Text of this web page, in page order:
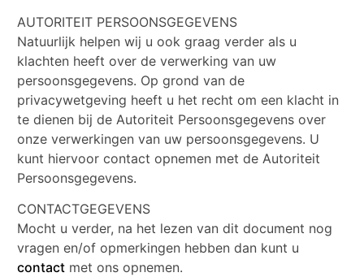
AUTORITEIT PERSOONSGEGEVENS
Natuurlijk helpen wij u ook graag verder als u
klachten heeft over de verwerking van uw
persoonsgegevens. Op grond van de
privacywetgeving heeft u het recht om een klacht in
te dienen bij de Autoriteit Persoonsgegevens over
onze verwerkingen van uw persoonsgegevens. U
kunt hiervoor contact opnemen met de Autoriteit
Persoonsgegevens.
CONTACTGEGEVENS
Mocht u verder, na het lezen van dit document nog
vragen en/of opmerkingen hebben dan kunt u
contact met ons opnemen.